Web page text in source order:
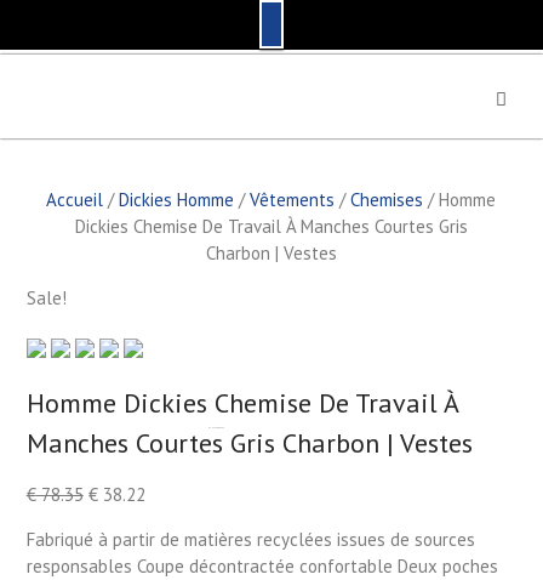
p
Accueil /Dickies Homme /Vêtements /Chemises / Homme
Dickies Chemise De Travail À Manches Courtes Gris
Charbon | Vestes
Sale!
Homme Dickies Chemise De Travail À
Manches Courtes Gris Charbon | Vestes
€78.35 €38.22
Fabriqué à partir de matières recyclées issues de sources
responsables Coupe décontractée confortable Deux poches